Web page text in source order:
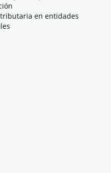
en entidades